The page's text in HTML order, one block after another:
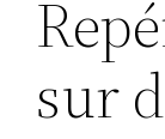
sur